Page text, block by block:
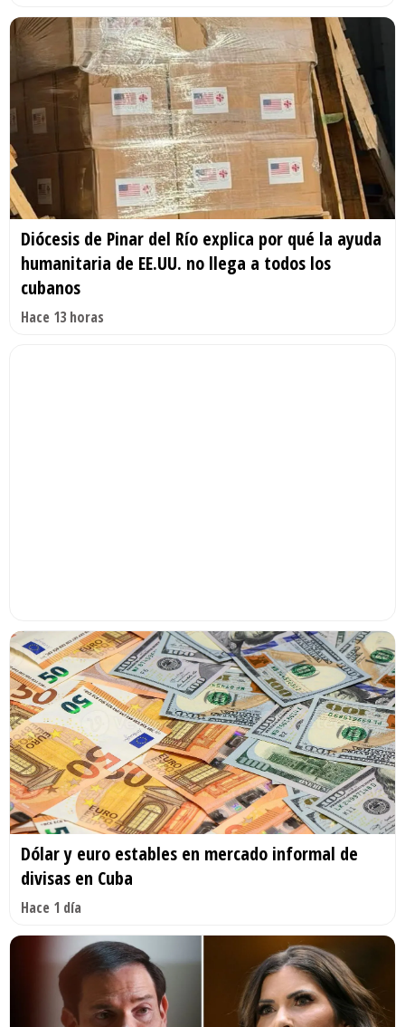
Diócesis de Pinar del Río explica por qué la ayuda
humanitaria de EE.UU. no llega a todos los
cubanos
Hace 13 horas
Dólar y euro estables en mercado informal de
divisas en Cuba
Hace 1 día